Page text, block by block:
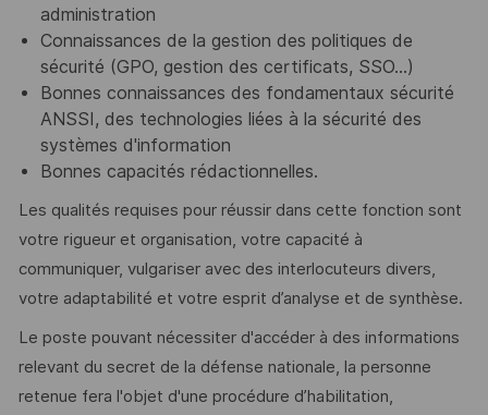
administration
Connaissances de la gestion des politiques de
sécurité (GPO, gestion des certificats, SSO…)
Bonnes connaissances des fondamentaux sécurité
ANSSI, des technologies liées à la sécurité des
systèmes d'information
Bonnes capacités rédactionnelles.
Les qualités requises pour réussir dans cette fonction sont
votre rigueur et organisation, votre capacité à
communiquer, vulgariser avec des interlocuteurs divers,
votre adaptabilité et votre esprit d’analyse et de synthèse.
Le poste pouvant nécessiter d'accéder à des informations
relevant du secret de la défense nationale, la personne
retenue fera l'objet d'une procédure d’habilitation,